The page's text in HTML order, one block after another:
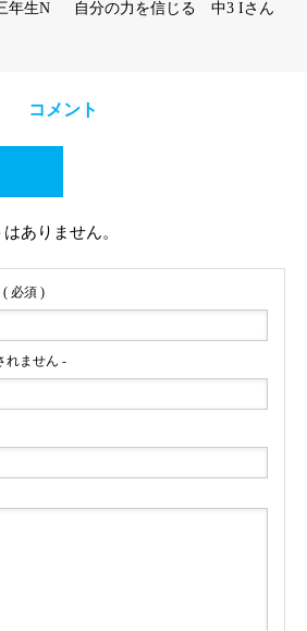
年生N
自分の力を信じる 中3 Iさん
コメント
ありません。
( 必須 )
れません -